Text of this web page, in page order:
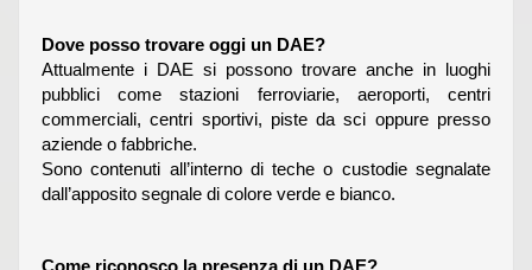
Dove posso trovare oggi un DAE?
Attualmente i DAE si possono trovare anche in luoghi
pubblici come stazioni ferroviarie, aeroporti, centri
commerciali, centri sportivi, piste da sci oppure presso
aziende o fabbriche.
Sono contenuti all’interno di teche o custodie segnalate
dall’apposito segnale di colore verde e bianco.